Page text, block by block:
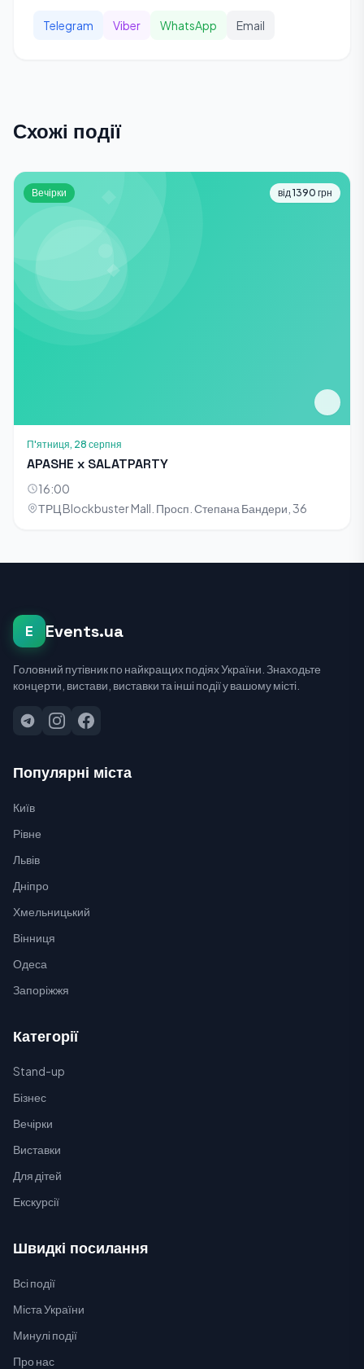
Telegram Viber WhatsApp Email
Схожі події
Вечірки від 1390 грн
П'ятниця, 28 серпня
APASHE x SALATPARTY
16:00
ТРЦ Blockbuster Mall. Просп. Степана Бандери, 36
E Events.ua
Головний путівник по найкращих подіях України. Знаходьте
концерти, вистави, виставки та інші події у вашому місті.
Популярні міста
Київ
Рівне
Львів
Дніпро
Хмельницький
Вінниця
Одеса
Запоріжжя
Категорії
Stand-up
Бізнес
Вечірки
Виставки
Для дітей
Екскурсії
Швидкі посилання
Всі події
Міста України
Минулі події
Про нас